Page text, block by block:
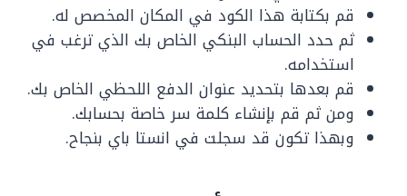
قم بكتابة هذا الكود في المكان المخصص له.
ثم حدد الحساب البنكي الخاص بك الذي ترغب في
استخدامه.
قم بعدها بتحديد عنوان الدفع اللحظي الخاص بك.
ومن ثم قم بإنشاء كلمة سر خاصة بحسابك.
وبهذا تكون قد سجلت في انستا باي بنجاح.